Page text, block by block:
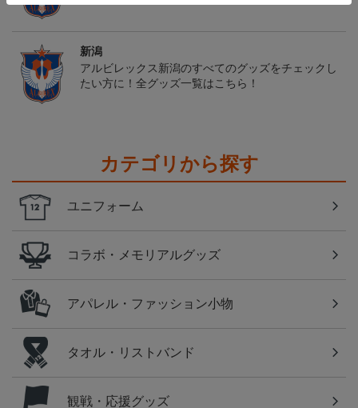
新潟
アルビレックス新潟のすべてのグッズをチェックし
たい方に！全グッズ一覧はこちら！
カテゴリから探す
ユニフォーム
コラボ・メモリアルグッズ
アパレル・ファッション小物
タオル・リストバンド
観戦・応援グッズ